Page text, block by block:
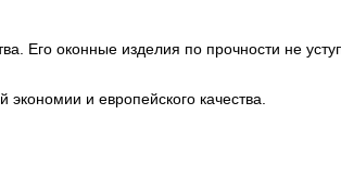
Его оконные изделия по прочности не
экономии и европейского качества.